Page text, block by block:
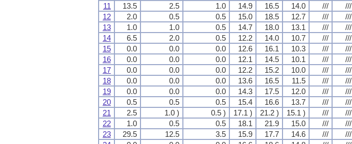
11
13.5 2.5 1.0 14.9 16.5 14.0 /// ///
12
2.0 0.5 0.5 15.0 18.5 12.7 /// ///
13
1.0 1.0 0.5 14.7 18.0 13.1 /// ///
14
6.5 2.0 0.5 12.2 14.0 10.7 /// ///
15
0.0 0.0 0.0 12.6 16.1 10.3 /// ///
16
0.0 0.0 0.0 12.1 14.5 10.1 /// ///
17
0.0 0.0 0.0 12.2 15.2 10.0 /// ///
18
0.0 0.0 0.0 13.6 16.5 11.5 /// ///
19
0.0 0.0 0.0 14.3 17.5 12.0 /// ///
20
0.5 0.5 0.5 15.4 16.6 13.7 /// ///
21
2.5 1.0 ) 0.5 ) 17.1 ) 21.2 ) 15.1 ) /// ///
22
1.0 0.5 0.5 18.1 21.9 15.0 /// ///
23
29.5 12.5 3.5 15.9 17.7 14.6 /// ///